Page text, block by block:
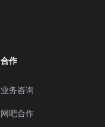
合作
业务咨询
网吧合作